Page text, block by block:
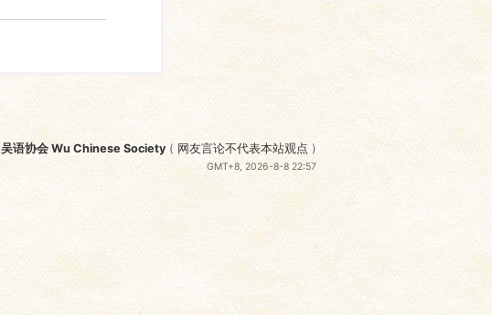
吴语协会 Wu Chinese Society ( 网友言论不代表本站观点 )
GMT+8, 2026-8-8 22:57